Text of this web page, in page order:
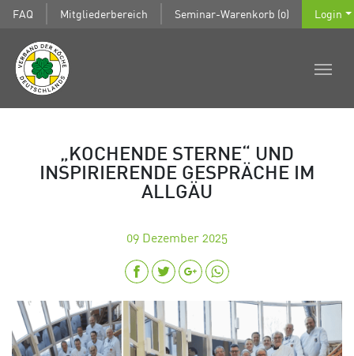
FAQ Mitgliederbereich Seminar-Warenkorb (0) Login
„KOCHENDE STERNE“ UND
INSPIRIERENDE GESPRÄCHE IM
ALLGÄU
09 Dezember 2025